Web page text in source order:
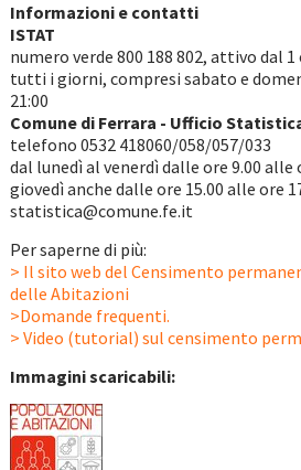
Informazioni e contatti
ISTAT
numero verde 800 188 802, attivo dal
tutti i giorni, compresi sabato e
21:00
Comune di Ferrara - Ufficio
telefono 0532 418060/058/057/033
dal lunedì al venerdì dalle ore 9.00 alle
giovedì anche dalle ore 15.00 alle ore
statistica@comune.fe.it
Per saperne di più:
> Il sito web del Censimento
delle Abitazioni
>Domande frequenti.
> Video (tutorial) sul censimento
Immagini scaricabili: